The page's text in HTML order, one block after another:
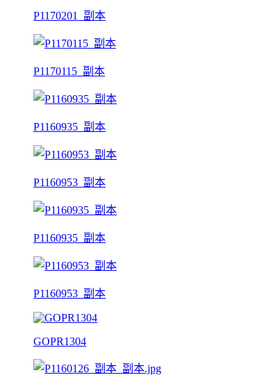
P1170201_副本
P1170115_副本
P1160935_副本
P1160953_副本
P1160935_副本
P1160953_副本
GOPR1304